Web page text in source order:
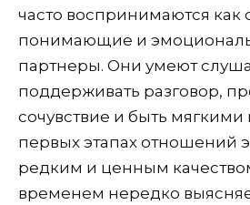
часто воспринимаются как
понимающие и
партнеры. Они умеют
поддерживать разговор,
сочувствие и быть
первых этапах отношений
редким и ценным
временем нередко